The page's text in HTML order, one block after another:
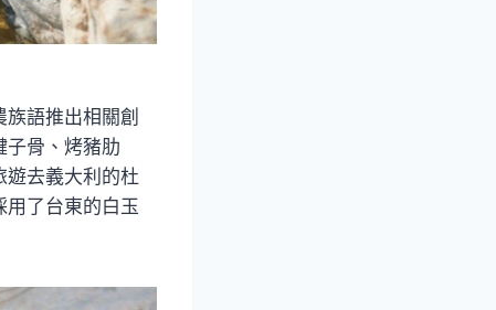
語推出相關創
子骨、烤豬肋
遊去義大利的杜
用了台東的白玉